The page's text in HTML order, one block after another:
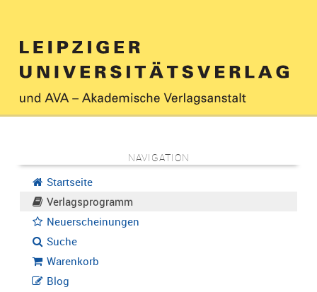
NAVIGATION
Startseite
Verlagsprogramm
Neuerscheinungen
Suche
Warenkorb
Blog